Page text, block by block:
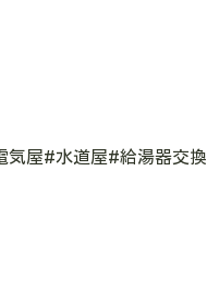
屋#水道屋#給湯器交換